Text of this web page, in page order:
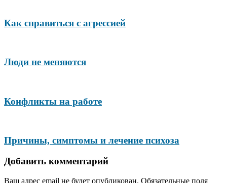
Как справиться с агрессией
Люди не меняются
Конфликты на работе
Причины, симптомы и лечение психоза
Добавить комментарий
Ваш адрес email не будет опубликован. Обязательные поля